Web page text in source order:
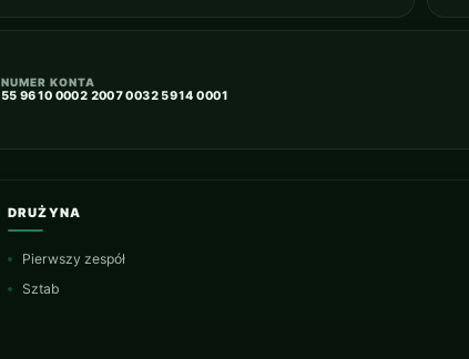
NUMER KONTA
55 9610 0002 2007 0032 5914 0001
DRUŻYNA
Pierwszy zespół
Sztab